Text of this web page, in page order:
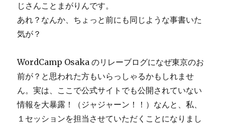
じさんことまがりんです。
あれ？なんか、ちょっと前にも同じような事書いた
気が？
WordCamp Osaka のリレーブログになぜ東京のお
前が？と思われた方もいらっしゃるかもしれませ
ん。実は、ここで公式サイトでも公開されていない
情報を大暴露！（ジャジャーン！！）なんと、私、
１セッションを担当させていただくことになりまし